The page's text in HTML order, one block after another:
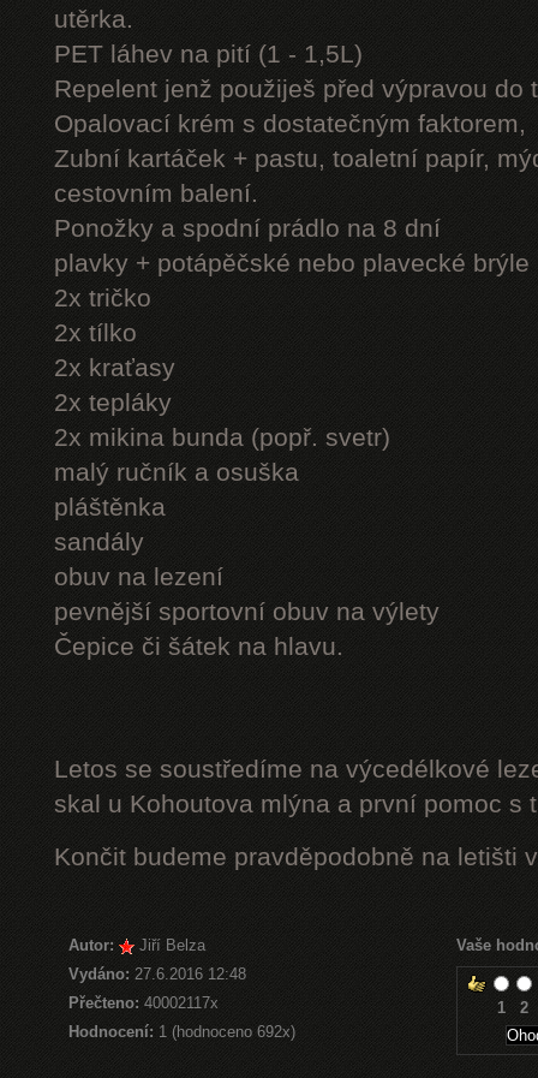
utěrka.
PET láhev na pití (1 - 1,5L)
Repelent jenž použiješ před výpravou do
Opalovací krém s dostatečným faktorem,
Zubní kartáček + pastu, toaletní papír,
cestovním balení.
Ponožky a spodní prádlo na 8 dní
plavky + potápěčské nebo plavecké brýle
2x tričko
2x tílko
2x kraťasy
2x tepláky
2x mikina bunda (popř. svetr)
malý ručník a osuška
pláštěnka
sandály
obuv na lezení
pevnější sportovní obuv na výlety
Čepice či šátek na hlavu.
Letos se soustředíme na výcedélkové
skal u Kohoutova mlýna a první pomoc s
Končit budeme pravděpodobně na letišti
Autor:
Jiří Belza
Vydáno: 27.6.2016 12:48
Přečteno:40002117x
Hodnocení: 1 (hodnoceno 692x)
Vaše
1 2